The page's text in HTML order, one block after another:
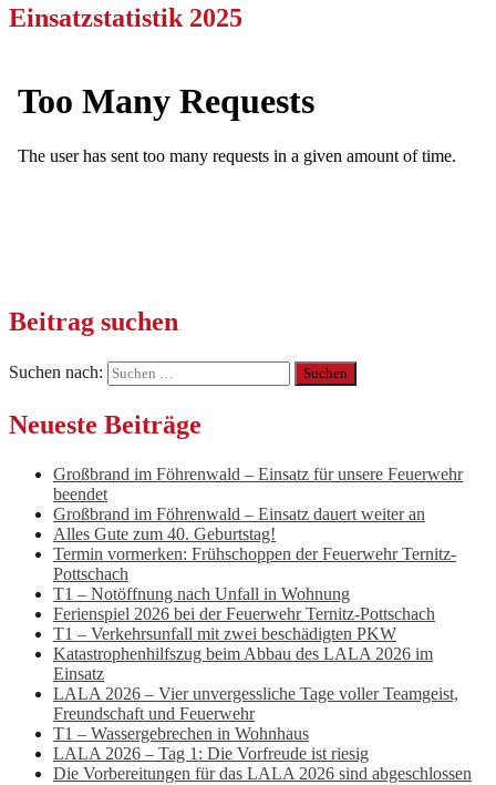
Einsatzstatistik 2025
Beitrag suchen
Suchen nach:
Neueste Beiträge
Großbrand im Föhrenwald – Einsatz für unsere Feuerwehr
beendet
Großbrand im Föhrenwald – Einsatz dauert weiter an
Alles Gute zum 40. Geburtstag!
Termin vormerken: Frühschoppen der Feuerwehr Ternitz-
Pottschach
T1 – Notöffnung nach Unfall in Wohnung
Ferienspiel 2026 bei der Feuerwehr Ternitz-Pottschach
T1 – Verkehrsunfall mit zwei beschädigten PKW
Katastrophenhilfszug beim Abbau des LALA 2026 im
Einsatz
LALA 2026 – Vier unvergessliche Tage voller Teamgeist,
Freundschaft und Feuerwehr
T1 – Wassergebrechen in Wohnhaus
LALA 2026 – Tag 1: Die Vorfreude ist riesig
Die Vorbereitungen für das LALA 2026 sind abgeschlossen